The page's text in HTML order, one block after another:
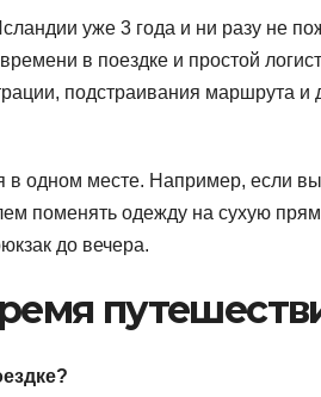
уже 3 года и ни разу не
в поездке и простой
подстраивания маршрута и
в одном месте. Например, если
поменять одежду на сухую
до вечера.